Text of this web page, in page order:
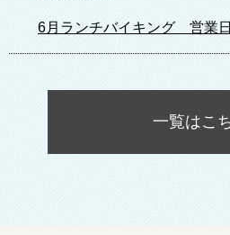
6月ランチバイキング 営業
一覧はこ